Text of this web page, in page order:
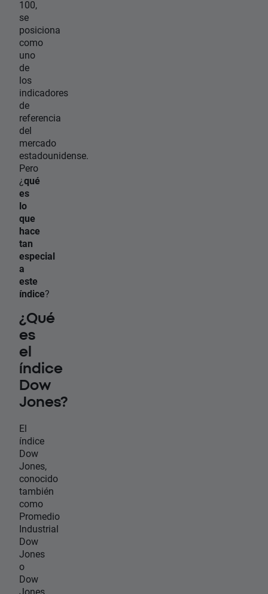
100,
se
posiciona
como
uno
de
los
indicadores
de
referencia
del
mercado
estadounidense.
Pero
¿qué
es
lo
que
hace
tan
especial
a
este
índice?
¿Qué
es
el
índice
Dow
Jones?
El
índice
Dow
Jones,
conocido
también
como
Promedio
Industrial
Dow
Jones
o
Dow
Jones